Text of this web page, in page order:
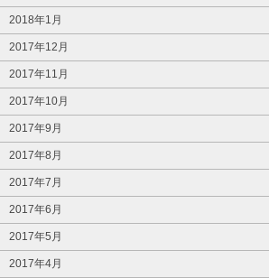
2018年1月
2017年12月
2017年11月
2017年10月
2017年9月
2017年8月
2017年7月
2017年6月
2017年5月
2017年4月